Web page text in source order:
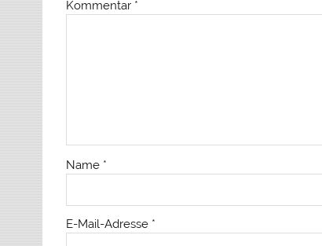
Kommentar *
Name *
E-Mail-Adresse *